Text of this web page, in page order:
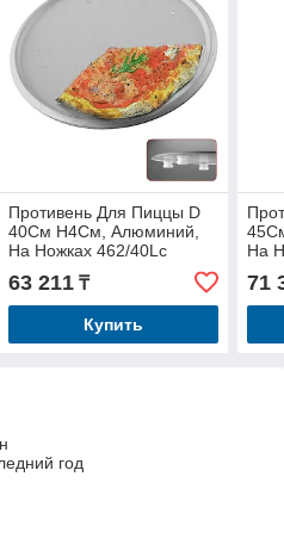
Противень Для Пиццы D
40См H4См, Алюминий,
На Ножках 462/40Lc
63 211₸
Купить
На
71
год